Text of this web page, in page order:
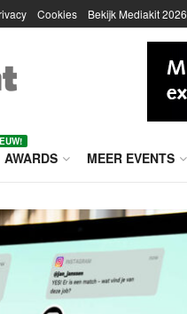
Cookies Bekijk Mediakit 2026
AWARDS MEER EVENTS